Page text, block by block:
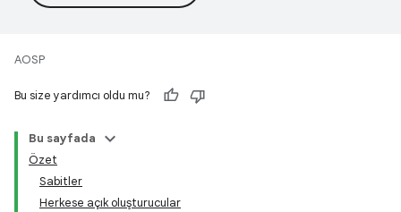
AOSP
Bu size yardımcı oldu mu?
Bu sayfada
Özet
Sabitler
Herkese açık oluşturucular